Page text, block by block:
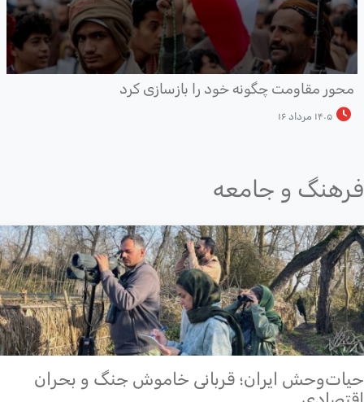
مقاومت چگونه خود را بازسازی کرد
۱۴۰۵ مرداد ۱۶
و جامعه
ایران؛ قربانی خاموش جنگ و بحران